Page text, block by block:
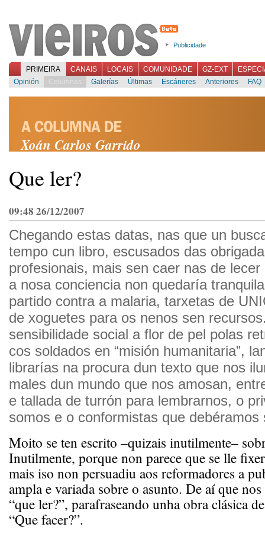
Publicidade
PRIMEIRA CANAIS LOCAIS COMUNIDADE GZ-EXT
Opinión
Columnas Galerías Últimas Escáneres Anteriores FAQ
Xoán Carlos Garrido
Que ler?
09:48 26/12/2007
Chegando estas datas, nas que un
tempo cun libro, escusados das
profesionais, mais sen caer nas de
a nosa conciencia non quedaría
partido contra a malaria, tarxetas de
de xoguetes para os nenos sen
sensibilidade social a flor de pel polas
cos soldados en “misión humanitaria”,
librarías na procura dun texto que nos
males dun mundo que nos amosan,
e tallada de turrón para lembrarnos, o
somos e o conformistas que debéramos
Moito se ten escrito –quizais inutilmente–
Inutilmente, porque non parece que se lle
mais iso non persuadiu aos reformadores a
ampla e variada sobre o asunto. De aí que
“que ler?”, parafraseando unha obra clásica
“Que facer?”.